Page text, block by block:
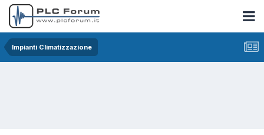
Impianti Climatizzazione